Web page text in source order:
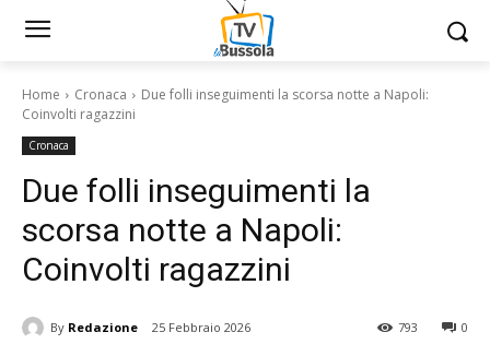
Home Cronaca
Due folli inseguimenti la scorsa notte a Napoli:
Coinvolti ragazzini
Cronaca
Due folli inseguimenti la
scorsa notte a Napoli:
Coinvolti ragazzini
By Redazione 25 Febbraio 2026 0
793